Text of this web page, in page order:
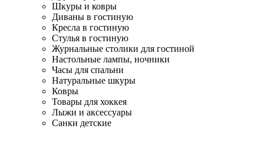
Шкуры и ковры
Диваны в гостиную
Кресла в гостиную
Стулья в гостиную
Журнальные столики для гостиной
Настольные лампы, ночники
Часы для спальни
Натуральные шкуры
Ковры
Товары для хоккея
Лыжи и аксессуары
Санки детские